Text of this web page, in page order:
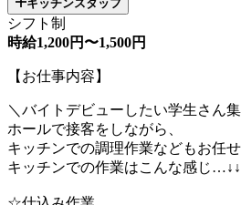
キッチンスタッフ
シフト制
時給1,200円〜1,500円
【お仕事内容】
＼バイトデビューしたい学生さん
ホールで接客をしながら、
キッチンでの調理作業などもお任
キッチンでの作業はこんな感じ…↓↓